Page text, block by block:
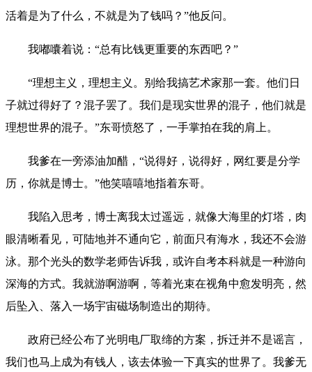
活着是为了什么，不就是为了钱吗？”他反问。
我嘟囔着说：“总有比钱更重要的东西吧？”
“理想主义，理想主义。别给我搞艺术家那一套。他们日
子就过得好了？混子罢了。我们是现实世界的混子，他们就是
理想世界的混子。”东哥愤怒了，一手掌拍在我的肩上。
我爹在一旁添油加醋，“说得好，说得好，网红要是分学
历，你就是博士。”他笑嘻嘻地指着东哥。
我陷入思考，博士离我太过遥远，就像大海里的灯塔，肉
眼清晰看见，可陆地并不通向它，前面只有海水，我还不会游
泳。那个光头的数学老师告诉我，或许自考本科就是一种游向
深海的方式。我就游啊游啊，等着光束在视角中愈发明亮，然
后坠入、落入一场宇宙磁场制造出的期待。
政府已经公布了光明电厂取缔的方案，拆迁并不是谣言，
我们也马上成为有钱人，该去体验一下真实的世界了。我爹无